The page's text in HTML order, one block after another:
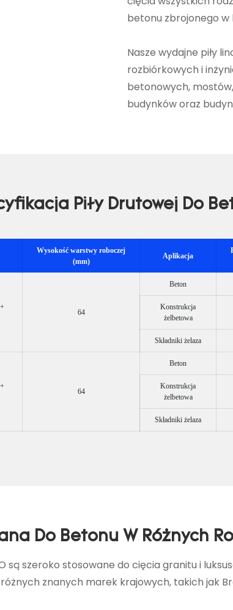
betonu zbrojonego w
Nasze wydajne piły
rozbiórkowych i
betonowych,
budynków oraz
Piły Drutowej Do
Wysokość warstwy roboczej
(mm)
Aplikacja
64
Beton
Konstrukcja
żelbetowa
Składniki żelaza
64
Beton
Konstrukcja
żelbetowa
Składniki żelaza
Do Betonu W Różnych
są szeroko stosowane do cięcia granitu i
znanych marek krajowych, takich jak